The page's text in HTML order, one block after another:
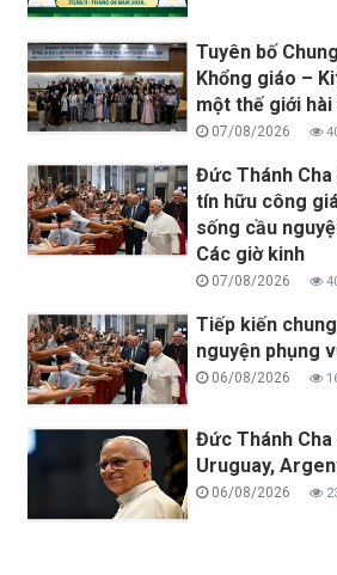
Tuyên bố
Khổng giáo –
một thế giới hài
07/08/2026
Đức Thánh
tín hữu công
sống cầu
Các giờ kinh
07/08/2026
Tiếp kiến
nguyện phụng
06/08/2026
Đức Thánh
Uruguay,
06/08/2026